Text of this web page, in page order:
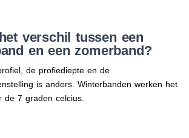
verschil tussen een
en een zomerband?
de profiediepte en de
is anders. Winterbanden werken het
de 7 graden celcius.